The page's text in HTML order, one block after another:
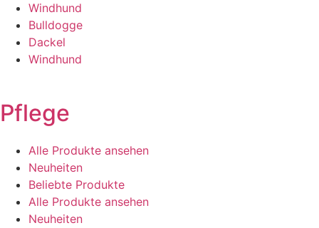
Windhund
Bulldogge
Dackel
Windhund
Pflege
Alle Produkte ansehen
Neuheiten
Beliebte Produkte
Alle Produkte ansehen
Neuheiten